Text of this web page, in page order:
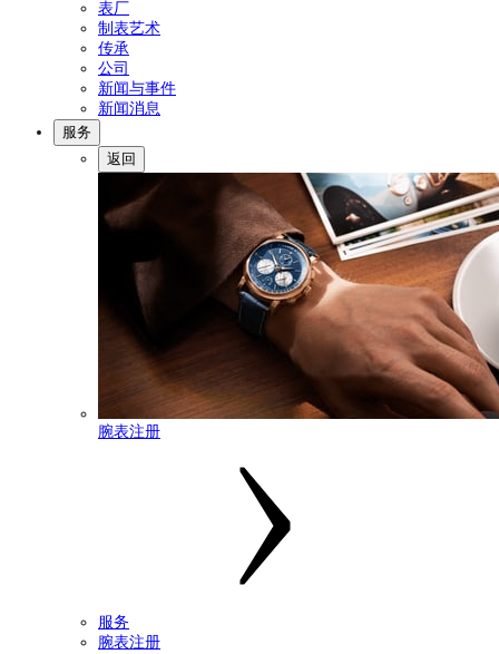
表厂
制表艺术
传承
公司
新闻与事件
新闻消息
服务
返回
腕表注册
服务
腕表注册